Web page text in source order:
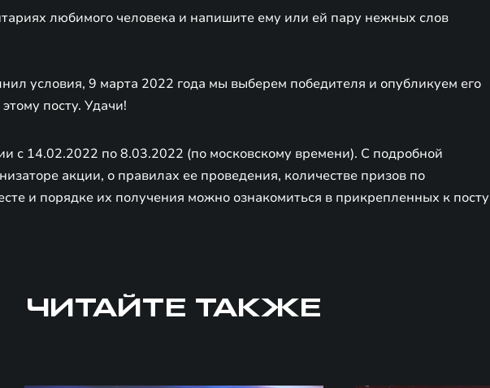
любимого человека и напишите ему или ей пару нежных слов
условия, 9 марта 2022 года мы выберем победителя и опубликуем его
посту. Удачи!
с 14.02.2022 по 8.03.2022 (по московскому времени). С подробной
акции, о правилах ее проведения, количестве призов по
и порядке их получения можно ознакомиться в прикрепленных к посту
ЧИТАЙТЕ ТАКЖЕ